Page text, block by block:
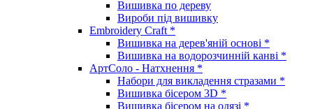
Вишивка по дереву
Вироби під вишивку
Embroidery Craft *
Вишивка на дерев'яній основі *
Вишивка на водорозчинній канві *
АртСоло - Натхнення *
Набори для викладення стразами *
Вишивка бісером 3D *
Вишивка бісером на одязі *